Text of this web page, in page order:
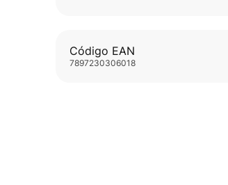
Código EAN
7897230306018